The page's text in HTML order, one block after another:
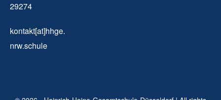
29274
kontakt[at]hhge.
nrw.schule